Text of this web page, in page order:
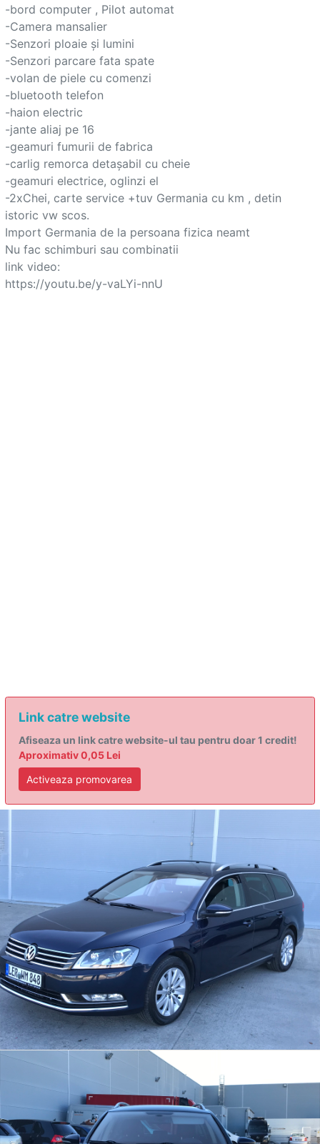
-bord computer , Pilot automat
-Camera mansalier
-Senzori ploaie și lumini
-Senzori parcare fata spate
-volan de piele cu comenzi
-bluetooth telefon
-haion electric
-jante aliaj pe 16
-geamuri fumurii de fabrica
-carlig remorca detașabil cu cheie
-geamuri electrice, oglinzi el
-2xChei, carte service +tuv Germania cu km , detin
istoric vw scos.
Import Germania de la persoana fizica neamt
Nu fac schimburi sau combinatii
link video:
Link catre website
Afiseaza un link catre website-ul tau pentru doar 1 credit!
Aproximativ 0,05 Lei
Activeaza promovarea